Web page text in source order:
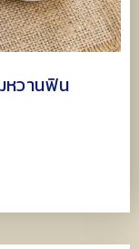
หวานฟิน